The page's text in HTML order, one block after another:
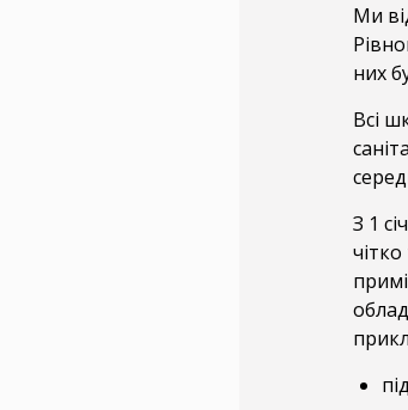
Ми
них
Всі
З 1